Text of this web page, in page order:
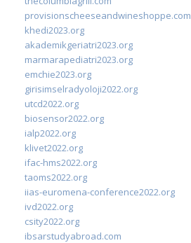
provisionscheeseandwineshoppe.com
khedi2023.org
akademikgeriatri2023.org
marmarapediatri2023.org
emchie2023.org
girisimselradyoloji2022.org
utcd2022.org
biosensor2022.org
ialp2022.org
klivet2022.org
ifac-hms2022.org
taoms2022.org
iias-euromena-conference2022.org
ivd2022.org
csity2022.org
ibsarstudyabroad.com